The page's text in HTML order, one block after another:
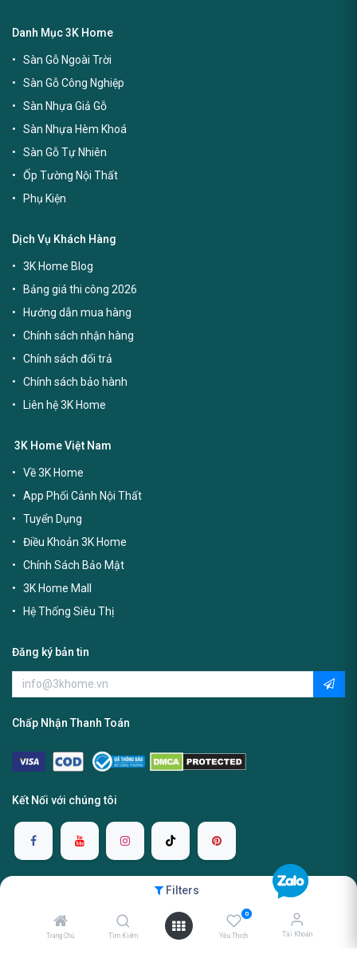
Filters
Trang Chủ Tìm Kiếm
0
Yêu Thich Tài Khoản
Danh Mục 3K Home
Sàn Gỗ Ngoài Trời
Sàn Gỗ Công Nghiệp
Sàn Nhựa Giả Gỗ
Sàn Nhựa Hèm Khoá
Sàn Gỗ Tự Nhiên
Ốp Tường Nội Thất
Phụ Kiện
Dịch Vụ Khách Hàng
3K Home Blog
Bảng giá thi công 2026
Hướng dẫn mua hàng
Chính sách nhận hàng
Chính sách đổi trả
Chính sách bảo hành
Liên hệ 3K Home
3K Home Việt Nam
Về 3K Home
App Phối Cảnh Nội Thất
Tuyển Dụng
Điều Khoản 3K Home
Chính Sách Bảo Mật
3K Home Mall
Hệ Thống Siêu Thị
Đăng ký bản tin
Chấp Nhận Thanh Toán
Kết Nối với chúng tôi
Copyright ©2025 3K Home Warehouse. Tất cả các quyền được
bảo lưu.